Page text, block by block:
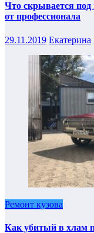
Что скрывается
от профессионала
29.11.2019 Екатерина
Ремонт кузова
Как убитый в хлам